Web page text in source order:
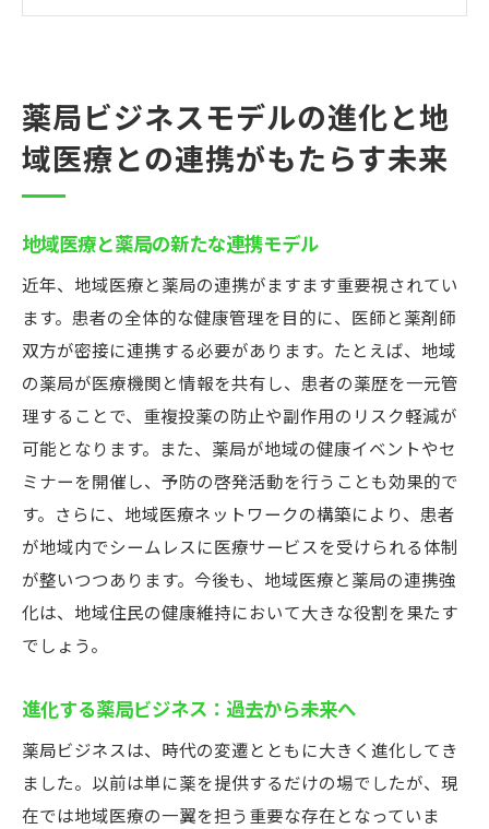
薬局ビジネスモデルの進化がもたらす医療
の未来
デジタル化が薬局業務に与える影響
電子薬歴システムの導入効果
在庫管理の最適化とその利点
薬局ビジネスへのデジタルツールの活用
未来を見据えたデジタル薬局の構想
オンライン薬管理と配達サービスが患者の利便
性を向上させる理由
オンライン薬管理のメリット
配達サービスによる患者満足度向上
オンライン診療との連携による利便性
遠隔地患者へのサービス提供
現代の薬局経営者が直面する課題とその解決策
を総括
薬局ビジネスモデルの進化と地
域医療との連携がもたらす未来
地域医療と薬局の新たな連携モデル
近年、地域医療と薬局の連携がますます重要視されてい
ます。患者の全体的な健康管理を目的に、医師と薬剤師
双方が密接に連携する必要があります。たとえば、地域
の薬局が医療機関と情報を共有し、患者の薬歴を一元管
理することで、重複投薬の防止や副作用のリスク軽減が
可能となります。また、薬局が地域の健康イベントやセ
ミナーを開催し、予防の啓発活動を行うことも効果的で
す。さらに、地域医療ネットワークの構築により、患者
が地域内でシームレスに医療サービスを受けられる体制
が整いつつあります。今後も、地域医療と薬局の連携強
化は、地域住民の健康維持において大きな役割を果たす
でしょう。
進化する薬局ビジネス：過去から未来へ
薬局ビジネスは、時代の変遷とともに大きく進化してき
ました。以前は単に薬を提供するだけの場でしたが、現
在では地域医療の一翼を担う重要な存在となっていま